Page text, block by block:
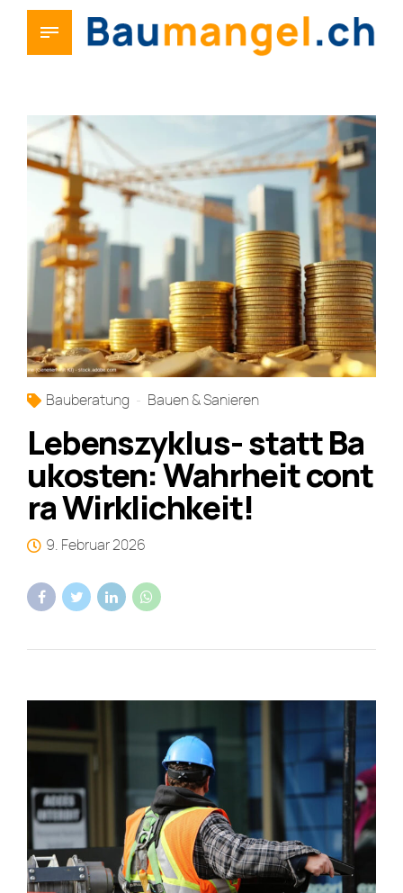
Bauberatung Bauen & Sanieren
Lebenszyklus- statt Ba
ukosten: Wahrheit cont
ra Wirklichkeit!
9. Februar 2026